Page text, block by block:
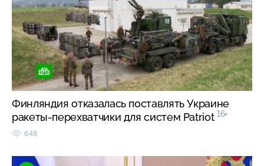
Финляндия отказалась поставлять Украине
ракеты-перехватчики для систем Patriot 16+
648